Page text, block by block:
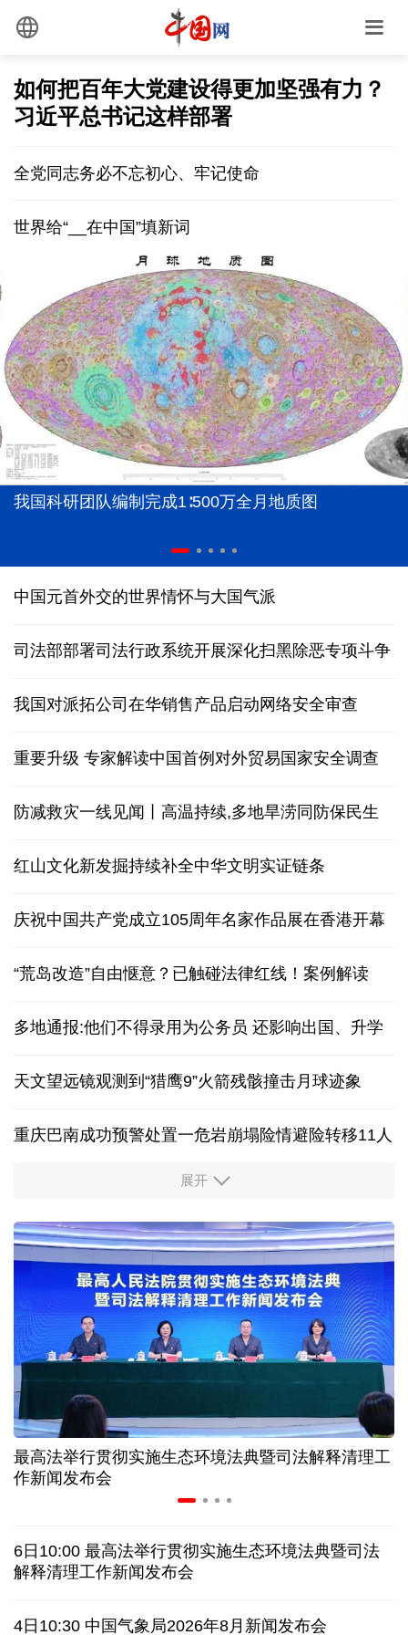
如何把百年大党建设得更加坚强有力？
习近平总书记这样部署
全党同志务必不忘初心、牢记使命
世界给“__在中国”填新词
我国科研团队编制完成1∶500万全月地质图
中国元首外交的世界情怀与大国气派
司法部部署司法行政系统开展深化扫黑除恶专项斗争
我国对派拓公司在华销售产品启动网络安全审查
重要升级 专家解读中国首例对外贸易国家安全调查
防减救灾一线见闻丨高温持续,多地旱涝同防保民生
红山文化新发掘持续补全中华文明实证链条
庆祝中国共产党成立105周年名家作品展在香港开幕
“荒岛改造”自由惬意？已触碰法律红线！案例解读
多地通报:他们不得录用为公务员 还影响出国、升学
天文望远镜观测到“猎鹰9”火箭残骸撞击月球迹象
重庆巴南成功预警处置一危岩崩塌险情避险转移11人
“新”意盎然，外资机构持续看好中国经济
中证协召开国际业务委员会主任委员（扩大）会议
我国首个银行业数据出境负面清单备案案例落地北京
科创转型到全球布局 上海出台规划让民企敢闯敢投
合肥"人工智能+"多场景落地 千行百业装上智慧引擎
宇树科技战略配售名单公布:DeepSeek、腾讯等在列
俄外交部说日本加速"再军事化"扰乱地区及全球安全
被曝酒驾、盗窃、猥亵等 日本自卫队多人遭受处分
展开
最高法举行贯彻实施生态环境法典暨司法解释清理工
作新闻发布会
6日10:00 最高法举行贯彻实施生态环境法典暨司法
解释清理工作新闻发布会
4日10:30 中国气象局2026年8月新闻发布会